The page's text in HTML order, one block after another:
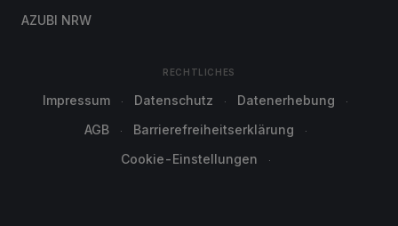
AZUBI NRW
RECHTLICHES
Impressum Datenschutz
Datenerhebung
AGB
Barrierefreiheitserklärung
Cookie-Einstellungen